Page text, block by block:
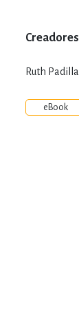
Ruth
eBook